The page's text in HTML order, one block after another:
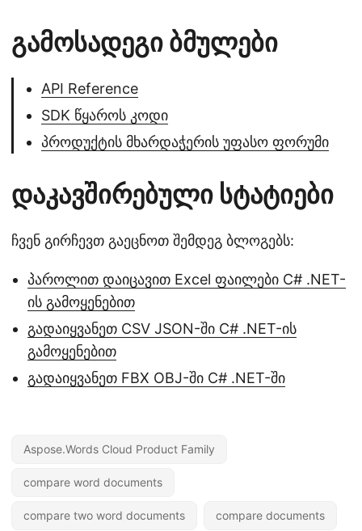
გამოსადეგი ბმულები
API Reference
SDK წყაროს კოდი
პროდუქტის მხარდაჭერის უფასო ფორუმი
დაკავშირებული სტატიები
ჩვენ გირჩევთ გაეცნოთ შემდეგ ბლოგებს:
პაროლით დაიცავით Excel ფაილები C# .NET-
ის გამოყენებით
გადაიყვანეთ CSV JSON-ში C# .NET-ის
გამოყენებით
გადაიყვანეთ FBX OBJ-ში C# .NET-ში
Aspose.Words Cloud Product Family
compare word documents
compare two word documents compare documents